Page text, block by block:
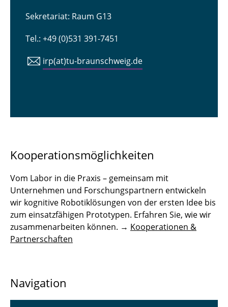
Sekretariat: Raum G13
Tel.: +49 (0)531 391-7451
irp(at)tu-braunschweig.de
Kooperationsmöglichkeiten
Vom Labor in die Praxis – gemeinsam mit
Unternehmen und Forschungspartnern entwickeln
wir kognitive Robotiklösungen von der ersten Idee bis
zum einsatzfähigen Prototypen. Erfahren Sie, wie wir
zusammenarbeiten können. → Kooperationen &
Partnerschaften
Navigation